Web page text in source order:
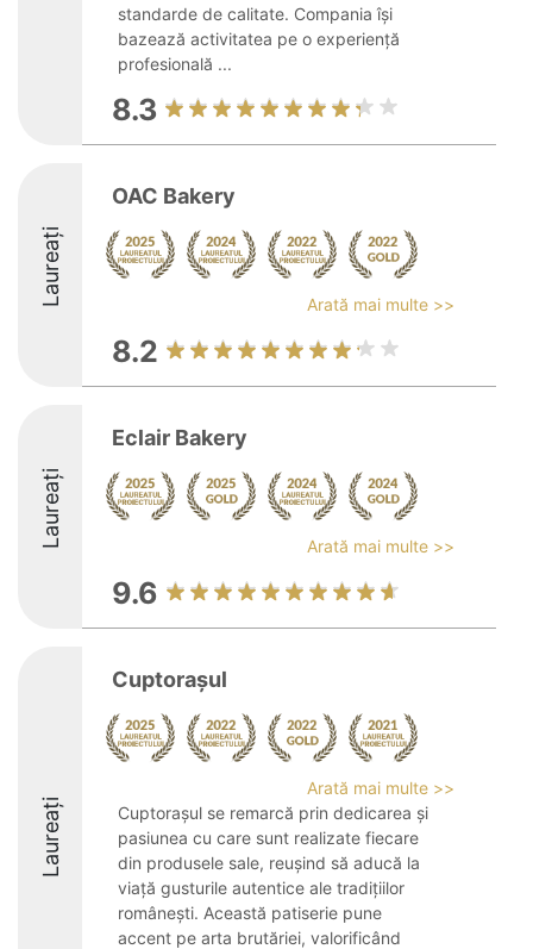
standarde de calitate. Compania își
bazează activitatea pe o experiență
profesională ...
8.3
Laureați
OAC Bakery
Arată mai multe >>
8.2
Laureați
Eclair Bakery
Arată mai multe >>
9.6
Laureați
Cuptorașul
Arată mai multe >>
Cuptorașul se remarcă prin dedicarea și
pasiunea cu care sunt realizate fiecare
din produsele sale, reușind să aducă la
viață gusturile autentice ale tradițiilor
românești. Această patiserie pune
accent pe arta brutăriei, valorificând